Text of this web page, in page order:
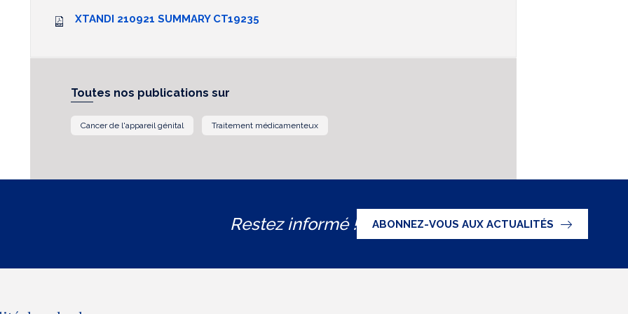
XTANDI 210921 SUMMARY CT19235
Toutes nos publications sur
Cancer de l'appareil génital Traitement médicamenteux
Restez informé ! ABONNEZ-VOUS AUX ACTUALITÉS